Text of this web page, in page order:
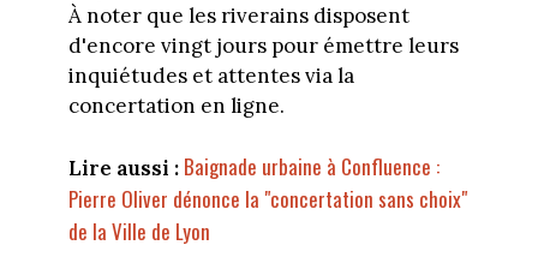
À noter que les riverains disposent
d'encore vingt jours pour émettre leurs
inquiétudes et attentes via la
concertation en ligne.
Lire aussi : Baignade urbaine à Confluence :
Pierre Oliver dénonce la "concertation sans choix"
de la Ville de Lyon